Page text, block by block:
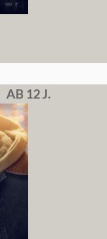
AB 12 J.